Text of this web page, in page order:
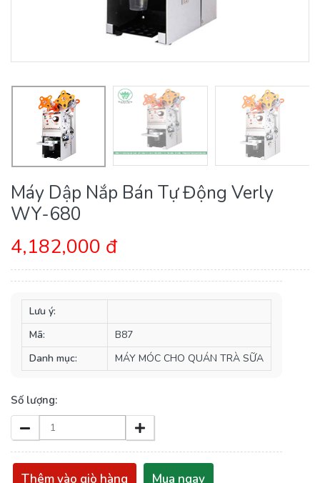
Máy Dập Nắp Bán Tự Động Verly
WY-680
4,182,000 đ
Lưu ý:
Mã:
B87
Danh mục:
MÁY MÓC CHO QUÁN TRÀ SỮA
Số lượng:
Thêm vào giò hàng Mua ngay